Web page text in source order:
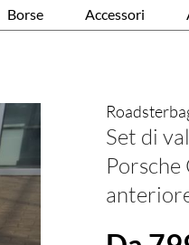
Borse Accessori
Set di